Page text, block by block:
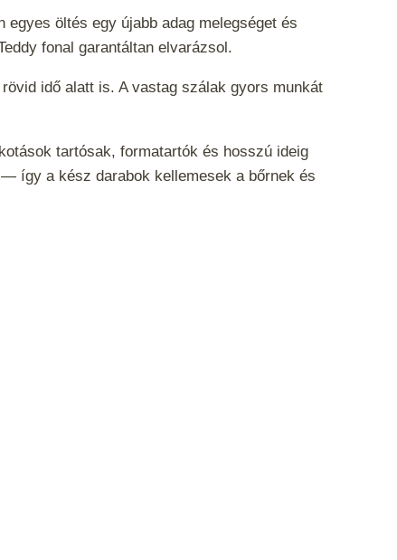
öltés egy újabb adag melegséget és
fonal garantáltan elvarázsol.
idő alatt is. A vastag szálak gyors munkát
tartósak, formatartók és hosszú ideig
így a kész darabok kellemesek a bőrnek és